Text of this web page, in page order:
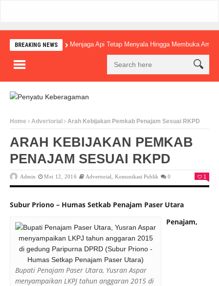
BREAKING NEWS Menjaga Api Tetap Menyala Hingga Membuka
Home Advertorial Arah Kebijakan Pemkab Penajam Sesuai RKPD
ARAH KEBIJAKAN PEMKAB
PENAJAM SESUAI RKPD
Admin Mei 12, 2016 Advertorial Komunikasi Publik 0 1
Subur Priono – Humas Setkab Penajam Paser Utara
Bupati Penajam Paser Utara, Yusran Aspar
menyampaikan LKPJ tahun anggaran 2015 di
Penajam,